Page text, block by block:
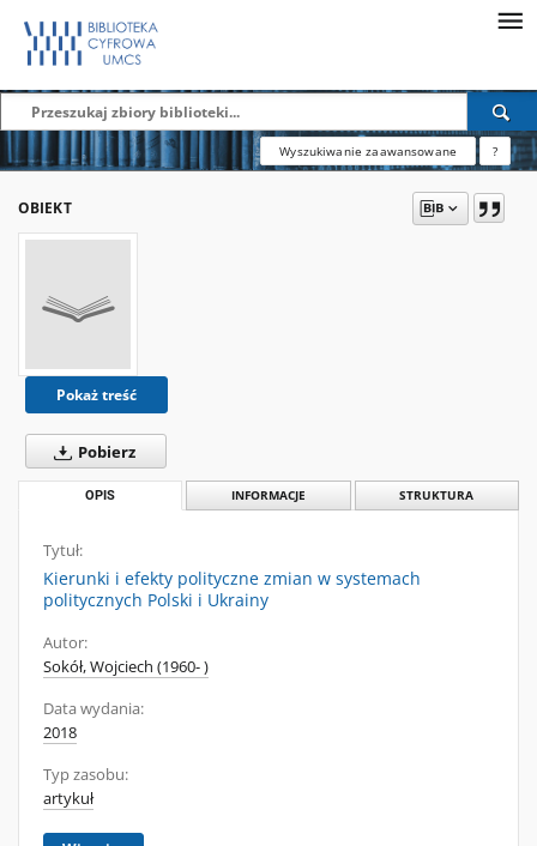
Wyszukiwanie zaawansowane ?
OBIEKT
Pokaż treść
Pobierz
OPIS INFORMACJE STRUKTURA
Tytuł:
Kierunki i efekty polityczne zmian w systemach
politycznych Polski i Ukrainy
Autor:
Sokół, Wojciech (1960- )
Data wydania:
2018
Typ zasobu:
artykuł